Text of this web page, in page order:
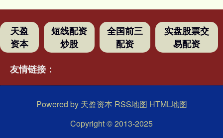
天盈
资本
短线配资
炒股
全国前三
配资
实盘股票交
易配资
友情链接：
Powered by 天盈资本 RSS地图 HTML地图
Copyright© 2013-2025